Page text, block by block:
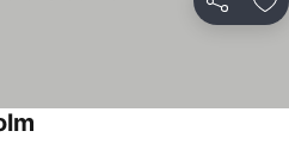
Deli